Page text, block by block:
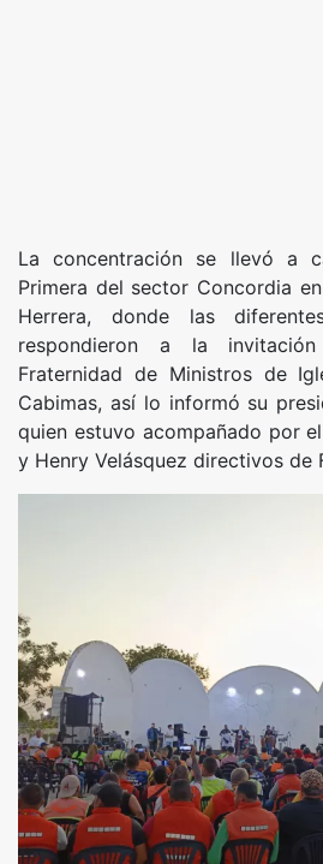
La concentración se llevó a
Primera del sector Concordia
Herrera, donde las
respondieron a la
Fraternidad de Ministros de
Cabimas, así lo informó su
quien estuvo acompañado por
y Henry Velásquez directivos de